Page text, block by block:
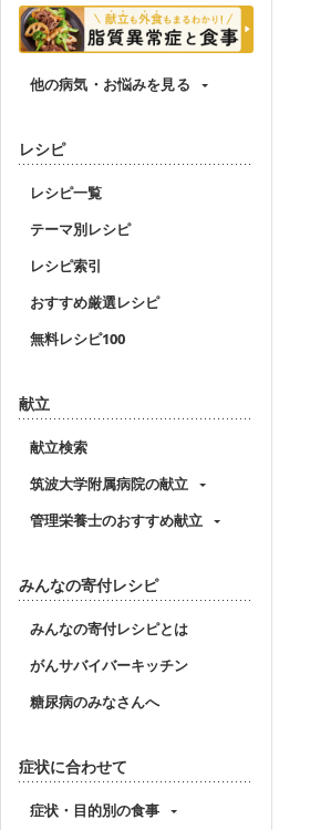
他の病気・お悩みを見る
レシピ
レシピ一覧
テーマ別レシピ
レシピ索引
おすすめ厳選レシピ
無料レシピ100
献立
献立検索
筑波大学附属病院の献立
管理栄養士のおすすめ献立
みんなの寄付レシピ
みんなの寄付レシピとは
がんサバイバーキッチン
糖尿病のみなさんへ
症状に合わせて
症状・目的別の食事